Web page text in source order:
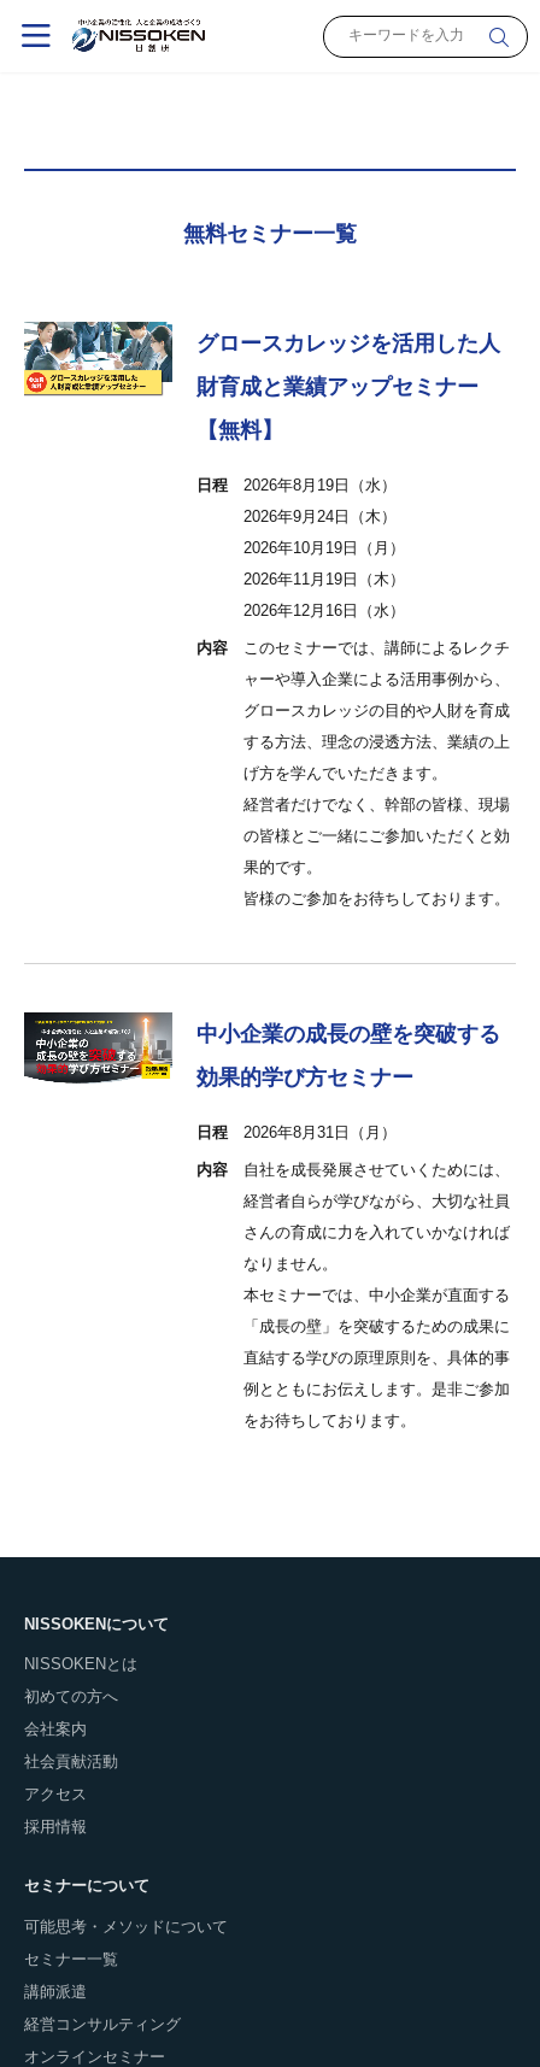
無料セミナー一覧
グロースカレッジを活用した人
財育成と業績アップセミナー
【無料】
日程
2026年8月19日（水）
2026年9月24日（木）
2026年10月19日（月）
2026年11月19日（木）
2026年12月16日（水）
内容
このセミナーでは、講師によるレクチ
ャーや導入企業による活用事例から、
グロースカレッジの目的や人財を育成
する方法、理念の浸透方法、業績の上
げ方を学んでいただきます。
経営者だけでなく、幹部の皆様、現場
の皆様とご一緒にご参加いただくと効
果的です。
皆様のご参加をお待ちしております。
中小企業の成長の壁を突破する
効果的学び方セミナー
日程 2026年8月31日（月）
内容
自社を成長発展させていくためには、
経営者自らが学びながら、大切な社員
さんの育成に力を入れていかなければ
なりません。
本セミナーでは、中小企業が直面する
「成長の壁」を突破するための成果に
直結する学びの原理原則を、具体的事
例とともにお伝えします。是非ご参加
をお待ちしております。
NISSOKENについて
NISSOKENとは
初めての方へ
会社案内
社会貢献活動
アクセス
採用情報
セミナーについて
可能思考・メソッドについて
セミナー一覧
講師派遣
経営コンサルティング
オンラインセミナー